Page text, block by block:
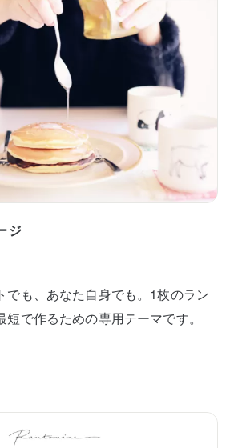
ジ
でも、あなた自身でも。1枚のラン
で作るための専用テーマです。